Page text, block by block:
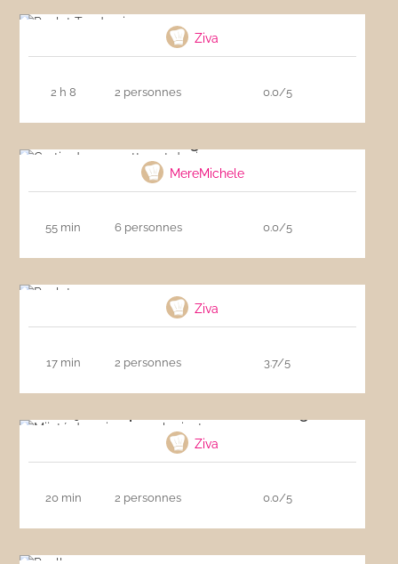
Ziva
2 h 8 2 personnes 0.0/5
MereMichele
55 min 6 personnes 0.0/5
Ziva
17 min 2 personnes 3.7/5
Ziva
20 min 2 personnes 0.0/5